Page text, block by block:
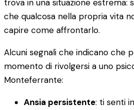
trova in una situazione
che qualcosa nella propria vita
capire come affrontarlo.
Alcuni segnali che indicano che
momento di rivolgersi a uno
Monteferrante:
Ansia persistente: ti senti